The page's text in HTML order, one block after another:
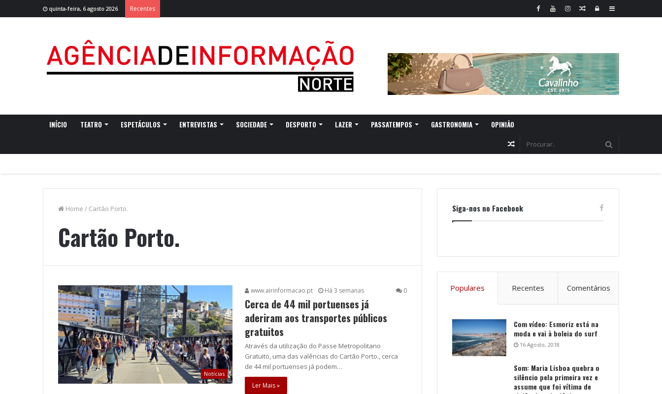
quinta-feira, 6 agosto 2026 Recentes Sidebar
Log
Random
INÍCIO TEATRO ESPETÁCULOS ENTREVISTAS SOCIEDADE DESPORTO LAZER PASSATEMPOS GASTRONOMIA OPINIÃO
Random
Home / Cartão Porto.
Cartão Porto.
Notícias
www.airinformacao.pt Há 3 semanas 0
Cerca de 44 mil portuenses já
aderiram aos transportes públicos
gratuitos
Através da utilização do Passe Metropolitano
Gratuito, uma das valências do Cartão Porto., cerca
de 44 mil portuenses já podem…
Ler Mais »
Siga-nos no Facebook
Populares Recentes Comentários
Com vídeo: Esmoriz está na
moda e vai à boleia do surf
16 Agosto, 2018
Som: Maria Lisboa quebra o
silêncio pela primeira vez e
assume que foi vítima de